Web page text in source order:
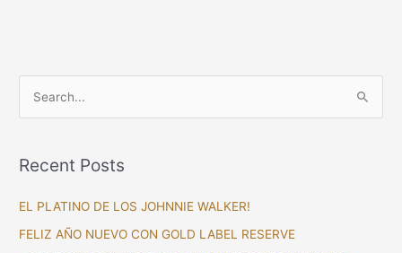
rRecent Posts
EL PLATINO DE LOS JOHNNIE WALKER!
FELIZ AÑO NUEVO CON GOLD LABEL RESERVE